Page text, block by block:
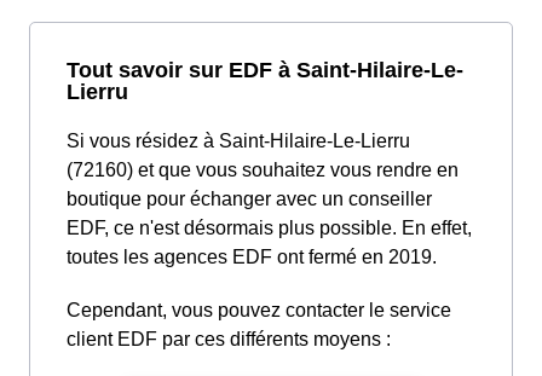
Tout savoir sur EDF à Saint-Hilaire-Le-
Lierru
Si vous résidez à Saint-Hilaire-Le-Lierru
(72160) et que vous souhaitez vous rendre en
boutique pour échanger avec un conseiller
EDF, ce n'est désormais plus possible. En effet,
toutes les agences EDF ont fermé en 2019.
Cependant, vous pouvez contacter le service
client EDF par ces différents moyens :